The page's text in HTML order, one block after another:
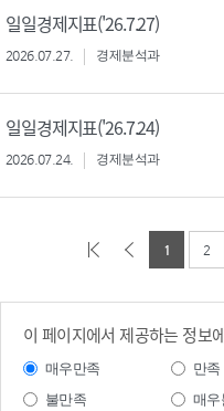
일일경제지표('26.7.27)
2026.07.27. 경제분석과
일일경제지표('26.7.24)
2026.07.24. 경제분석과
1 2
이 페이지에서 제공하는 정보
매우만족 만족
불만족
매우